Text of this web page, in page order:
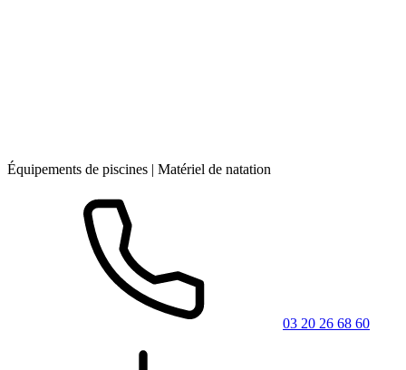
Équipements de piscines | Matériel de natation
03 20 26 68 60